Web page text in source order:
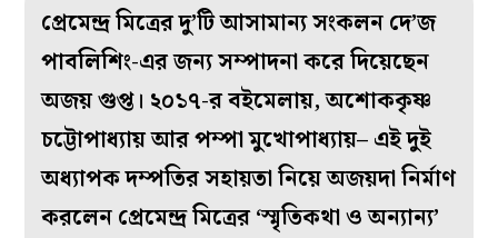
প্রেমেন্দ্র মিত্রের দু’টি আসামান্য সংকলন দে’জ
পাবলিশিং-এর জন্য সম্পাদনা করে দিয়েছেন
অজয় গুপ্ত। ২০১৭-র বইমেলায়, অশোককৃষ্ণ
চট্টোপাধ্যায় আর পম্পা মুখোপাধ্যায়– এই দুই
অধ্যাপক দম্পতির সহায়তা নিয়ে অজয়দা নির্মাণ
করলেন প্রেমেন্দ্র মিত্রের ‘স্মৃতিকথা ও অন্যান্য’